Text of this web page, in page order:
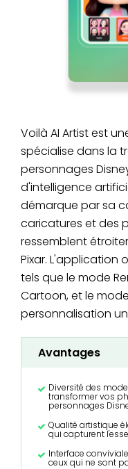
Voilà AI Artist est
spécialise dans la
personnages
d'intelligence
démarque par sa
caricatures et des
ressemblent
Pixar. L'application
tels que le mode
Cartoon, et le
personnalisation
Avantages
Diversité des
transformer vos
personnages
Qualité artistique
qui capturent
Interface
ceux qui ne sont